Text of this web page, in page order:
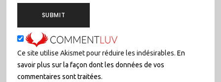
Ce site utilise Akismet pour réduire les indésirables. En
savoir plus sur la façon dont les données de vos
commentaires sont traitées.